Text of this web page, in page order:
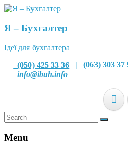
Я – Бухгалтер
Ідеї для бухгалтера
(050) 425 33 36 |(063) 303 37
info@ibuh.info
Menu